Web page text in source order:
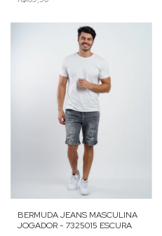
BERMUDA JEANS MASCULINA
JOGADOR - 7325015 ESCURA